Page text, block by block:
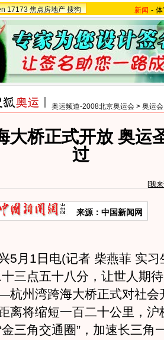
17173 焦点房地产 搜狗 新闻 -
奥运频道-2008北京奥运会 > 奥运
大桥正式开放 奥运
过
[我
来源：中国新闻网
1日电(记者 柴燕菲 实习
三点五十八分，让世人期
州湾跨海大桥正式对社会
离将缩短一百二十公里，沪
三角交通圈”，加速长三角